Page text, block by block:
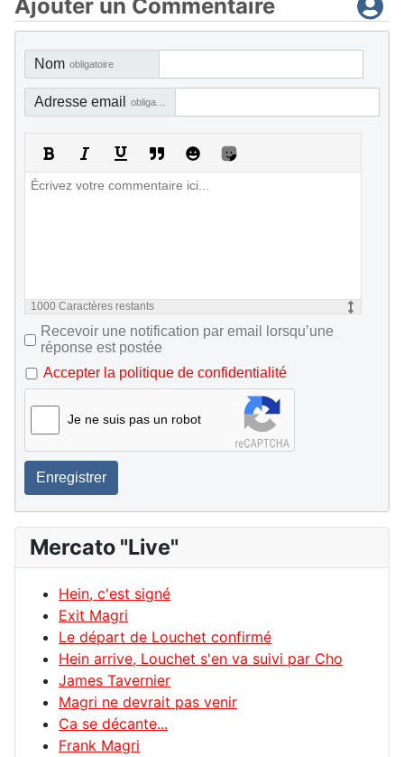
Ajouter un Commentaire
Nom obligatoire
Adresse email
1000 Caractères restants
Recevoir une notification par email lorsqu’une
réponse est postée
Accepter la politique de confidentialité
Je ne suis pas un robot
Enregistrer
Mercato "Live"
Hein, c'est signé
Exit Magri
Le départ de Louchet confirmé
Hein arrive, Louchet s'en va suivi par Cho
James Tavernier
Magri ne devrait pas venir
Ca se décante...
Frank Magri